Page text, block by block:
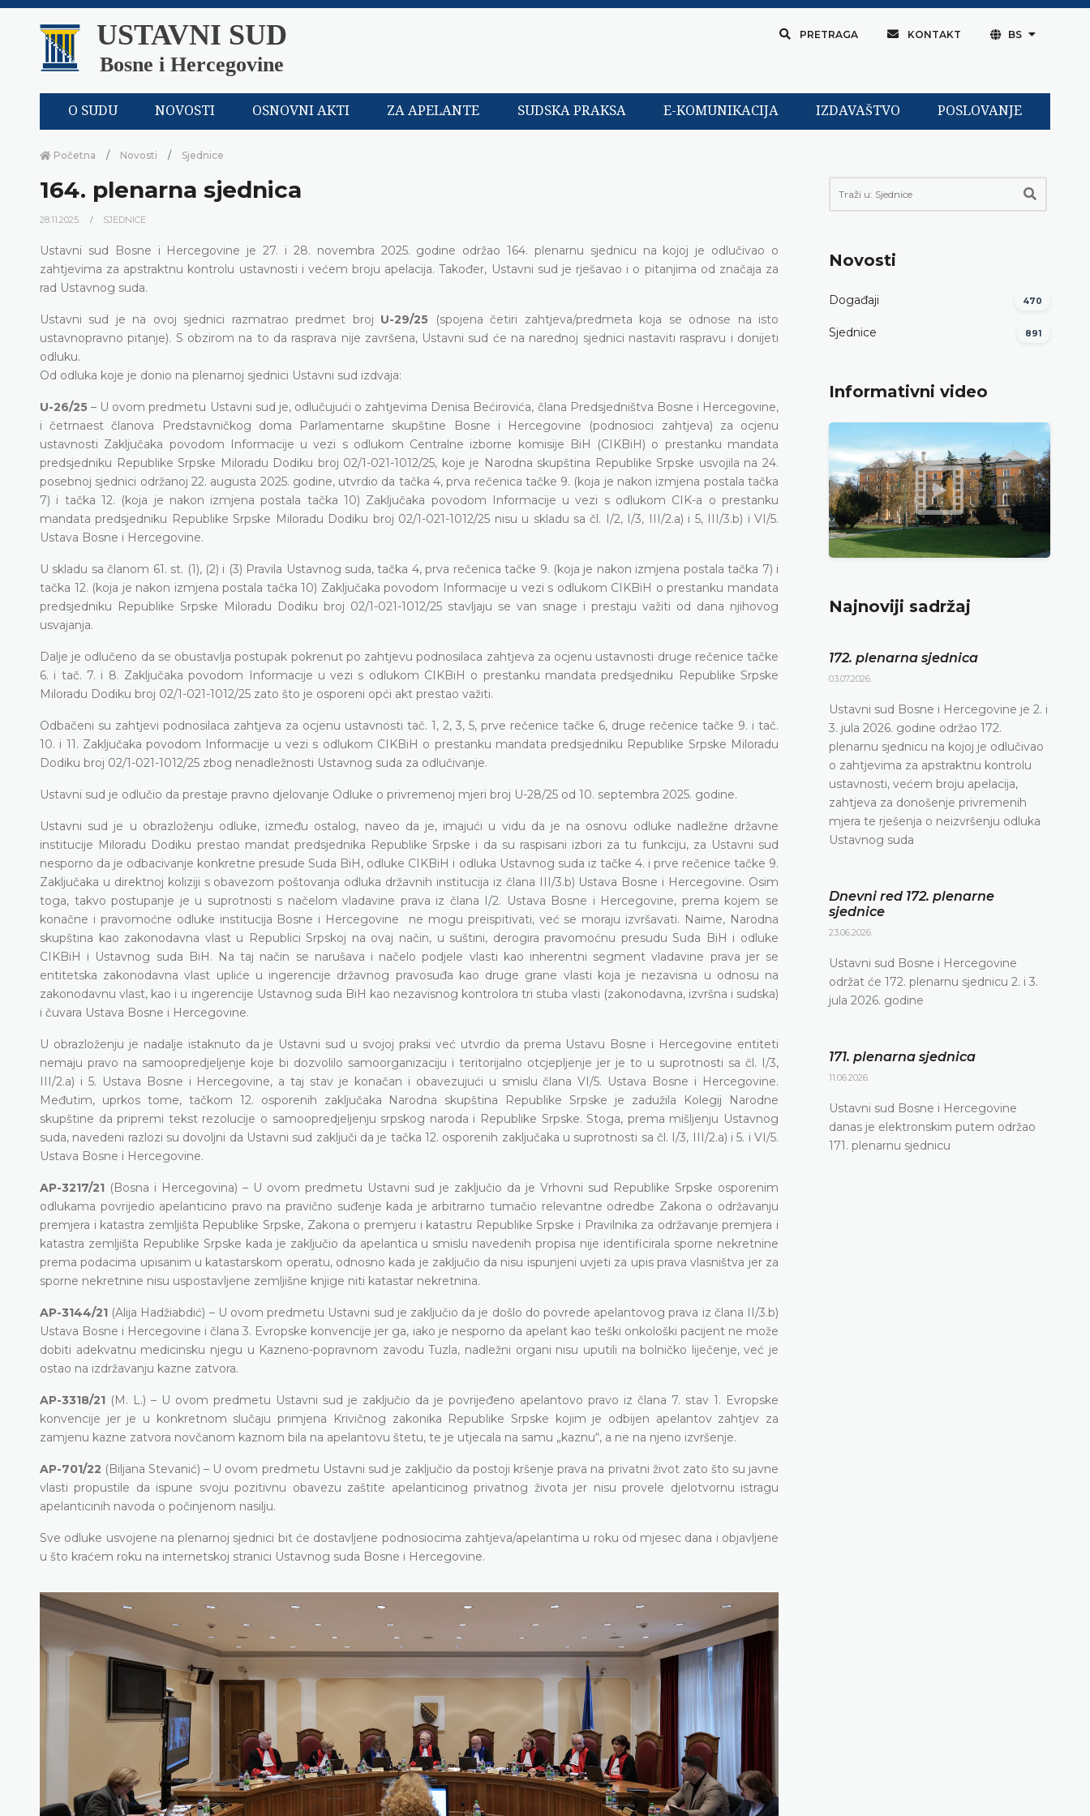
USTAVNI SUD
Bosne i Hercegovine
PRETRAGA KONTAKT BS
O SUDU NOVOSTI OSNOVNI AKTI ZA APELANTE SUDSKA PRAKSA E-KOMUNIKACIJA IZDAVAŠTVO POSLOVANJE
Početna Novosti Sjednice
164. plenarna sjednica
28.11.2025. SJEDNICE
Ustavni sud Bosne i Hercegovine je 27. i 28. novembra 2025. godine održao 164. plenarnu sjednicu na kojoj je odlučivao o
zahtjevima za apstraktnu kontrolu ustavnosti i većem broju apelacija. Također, Ustavni sud je rješavao i o pitanjima od značaja za
rad Ustavnog suda.
Ustavni sud je na ovoj sjednici razmatrao predmet broj U-29/25 (spojena četiri zahtjeva/predmeta koja se odnose na isto
ustavnopravno pitanje). S obzirom na to da rasprava nije završena, Ustavni sud će na narednoj sjednici nastaviti raspravu i donijeti
odluku.
Od odluka koje je donio na plenarnoj sjednici Ustavni sud izdvaja:
U-26/25 – U ovom predmetu Ustavni sud je, odlučujući o zahtjevima Denisa Bećirovića, člana Predsjedništva Bosne i Hercegovine,
i četrnaest članova Predstavničkog doma Parlamentarne skupštine Bosne i Hercegovine (podnosioci zahtjeva) za ocjenu
ustavnosti Zaključaka povodom Informacije u vezi s odlukom Centralne izborne komisije BiH (CIKBiH) o prestanku mandata
predsjedniku Republike Srpske Miloradu Dodiku broj 02/1-021-1012/25, koje je Narodna skupština Republike Srpske usvojila na 24.
posebnoj sjednici održanoj 22. augusta 2025. godine, utvrdio da tačka 4, prva rečenica tačke 9. (koja je nakon izmjena postala tačka
7) i tačka 12. (koja je nakon izmjena postala tačka 10) Zaključaka povodom Informacije u vezi s odlukom CIK-a o prestanku
mandata predsjedniku Republike Srpske Miloradu Dodiku broj 02/1-021-1012/25 nisu u skladu sa čl. I/2, I/3, III/2.a) i 5, III/3.b) i VI/5.
Ustava Bosne i Hercegovine.
U skladu sa članom 61. st. (1), (2) i (3) Pravila Ustavnog suda, tačka 4, prva rečenica tačke 9. (koja je nakon izmjena postala tačka 7) i
tačka 12. (koja je nakon izmjena postala tačka 10) Zaključaka povodom Informacije u vezi s odlukom CIKBiH o prestanku mandata
predsjedniku Republike Srpske Miloradu Dodiku broj 02/1-021-1012/25 stavljaju se van snage i prestaju važiti od dana njihovog
usvajanja.
Dalje je odlučeno da se obustavlja postupak pokrenut po zahtjevu podnosilaca zahtjeva za ocjenu ustavnosti druge rečenice tačke
6. i tač. 7. i 8. Zaključaka povodom Informacije u vezi s odlukom CIKBiH o prestanku mandata predsjedniku Republike Srpske
Miloradu Dodiku broj 02/1-021-1012/25 zato što je osporeni opći akt prestao važiti.
Odbačeni su zahtjevi podnosilaca zahtjeva za ocjenu ustavnosti tač. 1, 2, 3, 5, prve rečenice tačke 6, druge rečenice tačke 9. i tač.
10. i 11. Zaključaka povodom Informacije u vezi s odlukom CIKBiH o prestanku mandata predsjedniku Republike Srpske Miloradu
Dodiku broj 02/1-021-1012/25 zbog nenadležnosti Ustavnog suda za odlučivanje.
Ustavni sud je odlučio da prestaje pravno djelovanje Odluke o privremenoj mjeri broj U-28/25 od 10. septembra 2025. godine.
Ustavni sud je u obrazloženju odluke, između ostalog, naveo da je, imajući u vidu da je na osnovu odluke nadležne državne
institucije Miloradu Dodiku prestao mandat predsjednika Republike Srpske i da su raspisani izbori za tu funkciju, za Ustavni sud
nesporno da je odbacivanje konkretne presude Suda BiH, odluke CIKBiH i odluka Ustavnog suda iz tačke 4. i prve rečenice tačke 9.
Zaključaka u direktnoj koliziji s obavezom poštovanja odluka državnih institucija iz člana III/3.b) Ustava Bosne i Hercegovine. Osim
toga, takvo postupanje je u suprotnosti s načelom vladavine prava iz člana I/2. Ustava Bosne i Hercegovine, prema kojem se
konačne i pravomoćne odluke institucija Bosne i Hercegovine ne mogu preispitivati, već se moraju izvršavati. Naime, Narodna
skupština kao zakonodavna vlast u Republici Srpskoj na ovaj način, u suštini, derogira pravomoćnu presudu Suda BiH i odluke
CIKBiH i Ustavnog suda BiH. Na taj način se narušava i načelo podjele vlasti kao inherentni segment vladavine prava jer se
entitetska zakonodavna vlast upliće u ingerencije državnog pravosuđa kao druge grane vlasti koja je nezavisna u odnosu na
zakonodavnu vlast, kao i u ingerencije Ustavnog suda BiH kao nezavisnog kontrolora tri stuba vlasti (zakonodavna, izvršna i sudska)
i čuvara Ustava Bosne i Hercegovine.
U obrazloženju je nadalje istaknuto da je Ustavni sud u svojoj praksi već utvrdio da prema Ustavu Bosne i Hercegovine entiteti
nemaju pravo na samoopredjeljenje koje bi dozvolilo samoorganizaciju i teritorijalno otcjepljenje jer je to u suprotnosti sa čl. I/3,
III/2.a) i 5. Ustava Bosne i Hercegovine, a taj stav je konačan i obavezujući u smislu člana VI/5. Ustava Bosne i Hercegovine.
Međutim, uprkos tome, tačkom 12. osporenih zaključaka Narodna skupština Republike Srpske je zadužila Kolegij Narodne
skupštine da pripremi tekst rezolucije o samoopredjeljenju srpskog naroda i Republike Srpske. Stoga, prema mišljenju Ustavnog
suda, navedeni razlozi su dovoljni da Ustavni sud zaključi da je tačka 12. osporenih zaključaka u suprotnosti sa čl. I/3, III/2.a) i 5. i VI/5.
Ustava Bosne i Hercegovine.
AP-3217/21 (Bosna i Hercegovina) – U ovom predmetu Ustavni sud je zaključio da je Vrhovni sud Republike Srpske osporenim
odlukama povrijedio apelanticino pravo na pravično suđenje kada je arbitrarno tumačio relevantne odredbe Zakona o održavanju
premjera i katastra zemljišta Republike Srpske, Zakona o premjeru i katastru Republike Srpske i Pravilnika za održavanje premjera i
katastra zemljišta Republike Srpske kada je zaključio da apelantica u smislu navedenih propisa nije identificirala sporne nekretnine
prema podacima upisanim u katastarskom operatu, odnosno kada je zaključio da nisu ispunjeni uvjeti za upis prava vlasništva jer za
sporne nekretnine nisu uspostavljene zemljišne knjige niti katastar nekretnina.
AP-3144/21 (Alija Hadžiabdić) – U ovom predmetu Ustavni sud je zaključio da je došlo do povrede apelantovog prava iz člana II/3.b)
Ustava Bosne i Hercegovine i člana 3. Evropske konvencije jer ga, iako je nesporno da apelant kao teški onkološki pacijent ne može
dobiti adekvatnu medicinsku njegu u Kazneno-popravnom zavodu Tuzla, nadležni organi nisu uputili na bolničko liječenje, već je
ostao na izdržavanju kazne zatvora.
AP-3318/21 (M. L.) – U ovom predmetu Ustavni sud je zaključio da je povrijeđeno apelantovo pravo iz člana 7. stav 1. Evropske
konvencije jer je u konkretnom slučaju primjena Krivičnog zakonika Republike Srpske kojim je odbijen apelantov zahtjev za
zamjenu kazne zatvora novčanom kaznom bila na apelantovu štetu, te je utjecala na samu „kaznu“, a ne na njeno izvršenje.
AP-701/22 (Biljana Stevanić) – U ovom predmetu Ustavni sud je zaključio da postoji kršenje prava na privatni život zato što su javne
vlasti propustile da ispune svoju pozitivnu obavezu zaštite apelanticinog privatnog života jer nisu provele djelotvornu istragu
apelanticinih navoda o počinjenom nasilju.
Sve odluke usvojene na plenarnoj sjednici bit će dostavljene podnosiocima zahtjeva/apelantima u roku od mjesec dana i objavljene
u što kraćem roku na internetskoj stranici Ustavnog suda Bosne i Hercegovine.
Novosti
Događaji 470
Sjednice 891
Informativni video
Najnoviji sadržaj
172. plenarna sjednica
03.07.2026.
Ustavni sud Bosne i Hercegovine je 2. i
3. jula 2026. godine održao 172.
plenarnu sjednicu na kojoj je odlučivao
o zahtjevima za apstraktnu kontrolu
ustavnosti, većem broju apelacija,
zahtjeva za donošenje privremenih
mjera te rješenja o neizvršenju odluka
Ustavnog suda
Dnevni red 172. plenarne
sjednice
23.06.2026.
Ustavni sud Bosne i Hercegovine
održat će 172. plenarnu sjednicu 2. i 3.
jula 2026. godine
171. plenarna sjednica
11.06.2026.
Ustavni sud Bosne i Hercegovine
danas je elektronskim putem održao
171. plenarnu sjednicu